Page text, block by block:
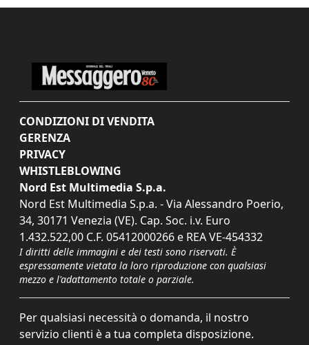
CONDIZIONI DI VENDITA
GERENZA
PRIVACY
WHISTLEBLOWING
Nord Est Multimedia S.p.a.
Nord Est Multimedia S.p.a. - Via Alessandro Poerio,
34, 30171 Venezia (VE). Cap. Soc. i.v. Euro
1.432.522,00 C.F. 05412000266 e REA VE-454332
I diritti delle immagini e dei testi sono riservati. È
espressamente vietata la loro riproduzione con qualsiasi
mezzo e l'adattamento totale o parziale.
Per qualsiasi necessità o domanda, il nostro
servizio clienti è a tua completa disposizione.